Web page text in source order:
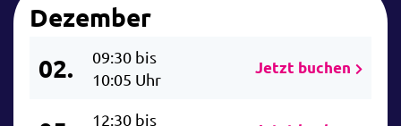
Dezember
02.
09:30 bis
10:05 Uhr
Jetzt buchen
12:30 bis